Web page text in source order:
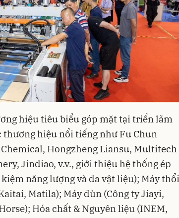
hiệu tiêu biểu góp mặt tại triển lãm
thương hiệu nổi tiếng như Fu Chun
Chemical, Hongzheng Liansu, Multitech
Jindiao, v.v., giới thiệu hệ thống ép
năng lượng và đa vật liệu); Máy thổi
Matila); Máy đùn (Công ty Jiayi,
Hóa chất & Nguyên liệu (INEM,